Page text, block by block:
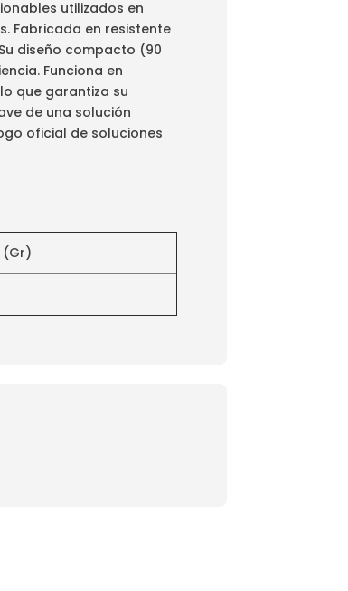
utilizados en
Fabricada en resistente
diseño compacto (90
Funciona en
que garantiza su
de una solución
oficial de soluciones
(Gr)